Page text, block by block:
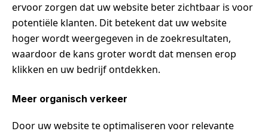
ervoor zorgen dat uw website beter zichtbaar is voor
potentiële klanten. Dit betekent dat uw website
hoger wordt weergegeven in de zoekresultaten,
waardoor de kans groter wordt dat mensen erop
klikken en uw bedrijf ontdekken.
Meer organisch verkeer
Door uw website te optimaliseren voor relevante